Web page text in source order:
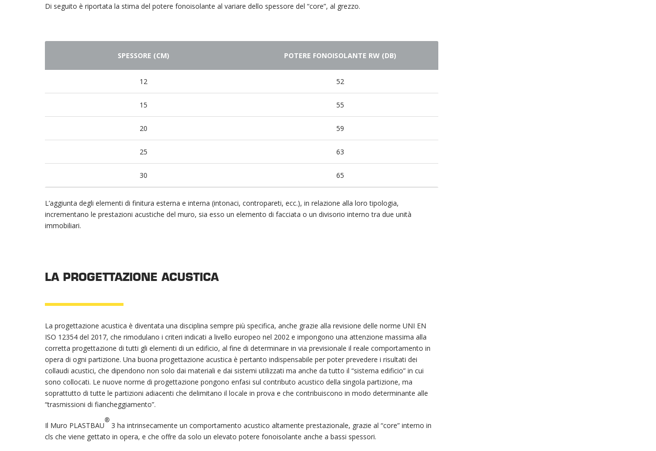
Di seguito è riportata la stima del potere fonoisolante al variare dello spessore del “core”, al grezzo.
SPESSORE (CM) POTERE FONOISOLANTE RW (DB)
12 52
15 55
20 59
25 63
30 65
L’aggiunta degli elementi di finitura esterna e interna (intonaci, contropareti, ecc.), in relazione alla loro tipologia,
incrementano le prestazioni acustiche del muro, sia esso un elemento di facciata o un divisorio interno tra due unità
immobiliari.
LA PROGETTAZIONE ACUSTICA
La progettazione acustica è diventata una disciplina sempre più specifica, anche grazie alla revisione delle norme UNI EN
ISO 12354 del 2017, che rimodulano i criteri indicati a livello europeo nel 2002 e impongono una attenzione massima alla
corretta progettazione di tutti gli elementi di un edificio, al fine di determinare in via previsionale il reale comportamento in
opera di ogni partizione. Una buona progettazione acustica è pertanto indispensabile per poter prevedere i risultati dei
collaudi acustici, che dipendono non solo dai materiali e dai sistemi utilizzati ma anche da tutto il “sistema edificio” in cui
sono collocati. Le nuove norme di progettazione pongono enfasi sul contributo acustico della singola partizione, ma
soprattutto di tutte le partizioni adiacenti che delimitano il locale in prova e che contribuiscono in modo determinante alle
“trasmissioni di fiancheggiamento”.
Il Muro PLASTBAU
®
3 ha intrinsecamente un comportamento acustico altamente prestazionale, grazie al “core” interno in
cls che viene gettato in opera, e che offre da solo un elevato potere fonoisolante anche a bassi spessori.